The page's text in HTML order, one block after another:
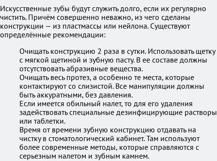
Искусственные зубы будут служить долго, если их регулярно
чистить. Причём совершенно неважно, из чего сделаны
конструкции — из пластмассы или нейлона. Существуют
определённые рекомендации:
Очищать конструкцию 2 раза в сутки. Использовать щетку
с мягкой щетиной и зубную пасту. В ее составе должны
отсутствовать абразивные вещества.
Очищать весь протез, а особенно те места, которые
контактируют со слизистой. Все манипуляции должны
быть аккуратными, без давления.
Если имеется обильный налет, то для его удаления
задействовать специальные дезинфицирующие растворы
или таблетки.
Время от времени зубную конструкцию отдавать на
чистку в стоматологический кабинет. Там используют
более современные методы, которые справляются с
серьезным налетом и зубным камнем.